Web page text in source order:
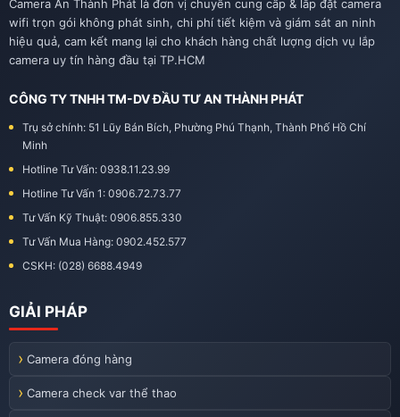
Camera An Thành Phát là đơn vị chuyên cung cấp & lắp đặt camera
wifi trọn gói không phát sinh, chi phí tiết kiệm và giám sát an ninh
hiệu quả, cam kết mang lại cho khách hàng chất lượng dịch vụ lắp
camera uy tín hàng đầu tại TP.HCM
CÔNG TY TNHH TM-DV ĐẦU TƯ AN THÀNH PHÁT
Trụ sở chính: 51 Lũy Bán Bích, Phường Phú Thạnh, Thành Phố Hồ Chí
Minh
Hotline Tư Vấn: 0938.11.23.99
Hotline Tư Vấn 1: 0906.72.73.77
Tư Vấn Kỹ Thuật: 0906.855.330
Tư Vấn Mua Hàng: 0902.452.577
CSKH: (028) 6688.4949
GIẢI PHÁP
Camera đóng hàng
Camera check var thể thao